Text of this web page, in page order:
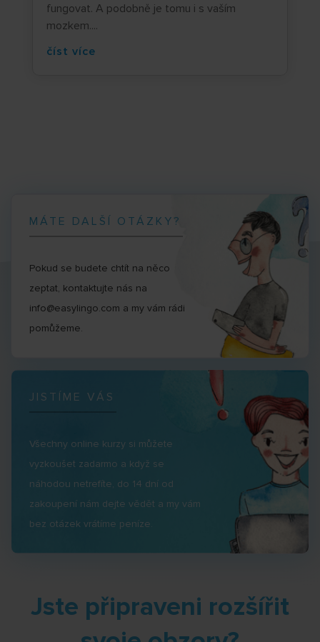
fungovat. A podobně je tomu i s vaším
mozkem....
číst více
JISTÍME VÁS
Všechny online kurzy si můžete
vyzkoušet zadarmo a když se
náhodou netrefíte, do 14 dní od
zakoupení nám dejte vědět a my vám
bez otázek vrátíme peníze.
MÁTE DALŠÍ OTÁZKY?
Pokud se budete chtít na něco
zeptat, kontaktujte nás na
info@easylingo.com a my vám rádi
pomůžeme.
Jste připraveni rozšířit